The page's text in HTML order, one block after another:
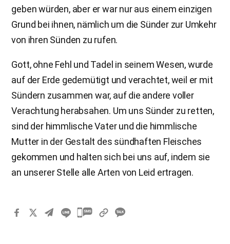
geben würden, aber er war nur aus einem einzigen
Grund bei ihnen, nämlich um die Sünder zur Umkehr
von ihren Sünden zu rufen.
Gott, ohne Fehl und Tadel in seinem Wesen, wurde
auf der Erde gedemütigt und verachtet, weil er mit
Sündern zusammen war, auf die andere voller
Verachtung herabsahen. Um uns Sünder zu retten,
sind der himmlische Vater und die himmlische
Mutter in der Gestalt des sündhaften Fleisches
gekommen und halten sich bei uns auf, indem sie
an unserer Stelle alle Arten von Leid ertragen.
카